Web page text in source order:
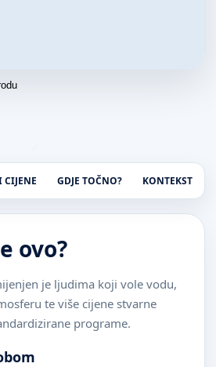
GDJE TOČNO? KONTEKST
ovo?
je ljudima koji vole vodu,
te više cijene stvarne
programe.